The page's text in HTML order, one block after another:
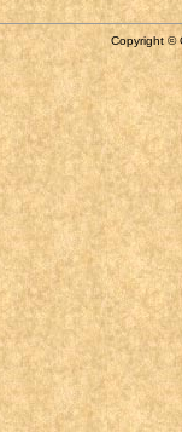
Copyright ©